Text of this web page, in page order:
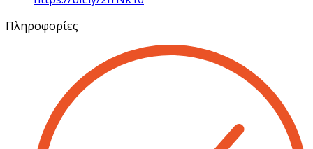
Πληροφορίες